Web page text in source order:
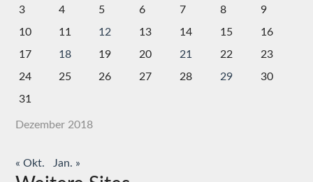
Dezember 2018
3
4 5 6 7 8
9
10
11 12 13 14 15
16
17
18 19 20 21 22
23
24
25 26 27 28 29
30
31
« Okt. Jan. »